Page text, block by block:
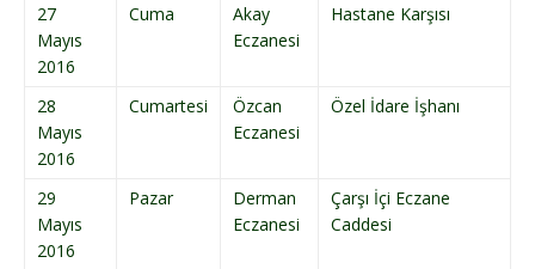
27
Mayıs
2016
Cuma
Akay
Eczanesi
Hastane Karşısı
28
Mayıs
2016
Cumartesi
Özcan
Eczanesi
Özel İdare İşhanı
29
Mayıs
2016
Pazar
Derman
Eczanesi
Çarşı İçi Eczane
Caddesi